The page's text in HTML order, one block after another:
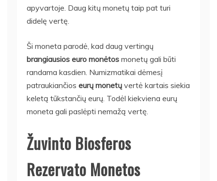
apyvartoje. Daug kitų monetų taip pat turi
didelę vertę.
Ši moneta parodė, kad daug vertingų
brangiausios euro monėtos monetų gali būti
randama kasdien. Numizmatikai dėmesį
patraukiančios eurų monetų vertė kartais siekia
keletą tūkstančių eurų. Todėl kiekviena eurų
moneta gali paslėpti nemažą vertę.
Žuvinto Biosferos
Rezervato Monetos